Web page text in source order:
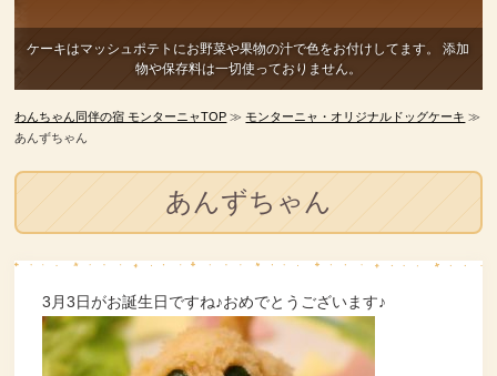
ケーキはマッシュポテトにお野菜や果物の汁で色をお付けしてます。
添加
物や保存料は一切使っておりません。
わんちゃん同伴の宿 モンターニャTOP ≫モンターニャ・オリジナルドッグケーキ ≫
あんずちゃん
あんずちゃん
3月3日がお誕生日ですね♪おめでとうございます♪